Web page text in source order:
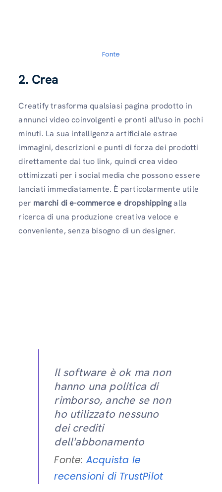
Fonte
2. Crea
Creatify trasforma qualsiasi pagina prodotto in
annunci video coinvolgenti e pronti all'uso in pochi
minuti. La sua intelligenza artificiale estrae
immagini, descrizioni e punti di forza dei prodotti
direttamente dal tuo link, quindi crea video
ottimizzati per i social media che possono essere
lanciati immediatamente. È particolarmente utile
per marchi di e-commerce e dropshippingalla
ricerca di una produzione creativa veloce e
conveniente, senza bisogno di un designer.
Il software è ok ma non
hanno una politica di
rimborso, anche se non
ho utilizzato nessuno
dei crediti
dell'abbonamento
Fonte:Acquista le
recensioni di TrustPilot